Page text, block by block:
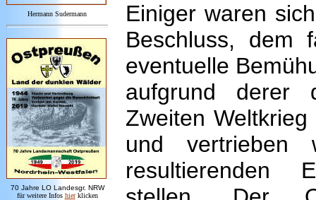
Hermann Sudermann
70 Jahre LO Landesgr. NRW
für weitere Infos hier klicken
Einiger waren
Beschluss, dem
eventuelle
aufgrund derer
Zweiten
und vertrieben
resultierenden